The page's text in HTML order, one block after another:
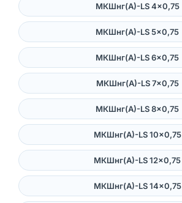
МКШнг(А)-LS 4×0,75
МКШнг(А)-LS 5×0,75
МКШнг(А)-LS 6×0,75
МКШнг(А)-LS 7×0,75
МКШнг(А)-LS 8×0,75
МКШнг(А)-LS 10×0,75
МКШнг(А)-LS 12×0,75
МКШнг(А)-LS 14×0,75